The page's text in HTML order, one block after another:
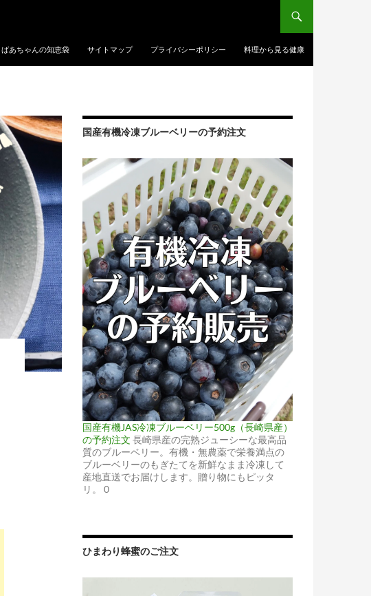
ばあちゃんの知恵袋 サイトマップ プライバシーポリシー 料理から見る健康
国産有機冷凍ブルーベリーの予約注文
国産有機JAS冷凍ブルーベリー500g（長崎県産）
の予約注文 長崎県産の完熟ジューシーな最高品
質のブルーベリー。有機・無農薬で栄養満点の
ブルーベリーのもぎたてを新鮮なまま冷凍して
産地直送でお届けします。贈り物にもピッタ
リ。 0
ひまわり蜂蜜のご注文